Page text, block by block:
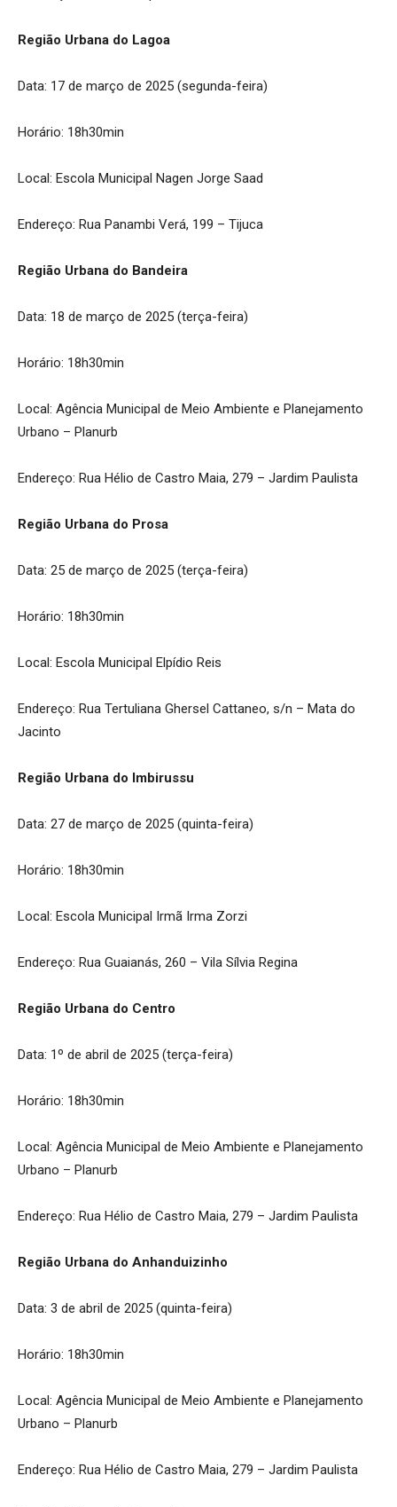
Região Urbana do Lagoa
Data: 17 de março de 2025 (segunda-feira)
Horário: 18h30min
Local: Escola Municipal Nagen Jorge Saad
Endereço: Rua Panambi Verá, 199 – Tijuca
Região Urbana do Bandeira
Data: 18 de março de 2025 (terça-feira)
Horário: 18h30min
Local: Agência Municipal de Meio Ambiente e Planejamento
Urbano – Planurb
Endereço: Rua Hélio de Castro Maia, 279 – Jardim Paulista
Região Urbana do Prosa
Data: 25 de março de 2025 (terça-feira)
Horário: 18h30min
Local: Escola Municipal Elpídio Reis
Endereço: Rua Tertuliana Ghersel Cattaneo, s/n – Mata do
Jacinto
Região Urbana do Imbirussu
Data: 27 de março de 2025 (quinta-feira)
Horário: 18h30min
Local: Escola Municipal Irmã Irma Zorzi
Endereço: Rua Guaianás, 260 – Vila Sílvia Regina
Região Urbana do Centro
Data: 1º de abril de 2025 (terça-feira)
Horário: 18h30min
Local: Agência Municipal de Meio Ambiente e Planejamento
Urbano – Planurb
Endereço: Rua Hélio de Castro Maia, 279 – Jardim Paulista
Região Urbana do Anhanduizinho
Data: 3 de abril de 2025 (quinta-feira)
Horário: 18h30min
Local: Agência Municipal de Meio Ambiente e Planejamento
Urbano – Planurb
Endereço: Rua Hélio de Castro Maia, 279 – Jardim Paulista